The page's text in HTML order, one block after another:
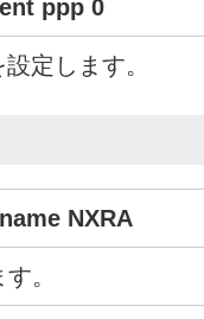
ppp 0
定します。
NXRA
。